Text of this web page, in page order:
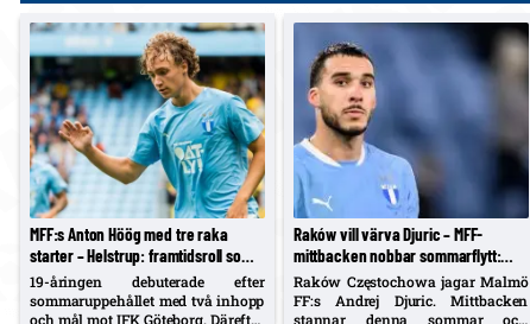
MFF:s Anton Höög med tre raka
starter – Helstrup: framtidsroll som
åtta, kontrakt till 2030
19-åringen debuterade efter
sommaruppehållet med två inhopp
och mål mot IFK Göteborg. Därefter
Raków vill värva Djuric – MFF-
mittbacken nobbar sommarflytt:
”Jag stortrivs sedan den nya
tränaren kom in”
Raków Częstochowa jagar Malmö
FF:s Andrej Djuric. Mittbacken
stannar denna sommar och